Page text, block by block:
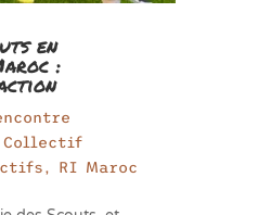
en
:
Collectif
, RI Maroc